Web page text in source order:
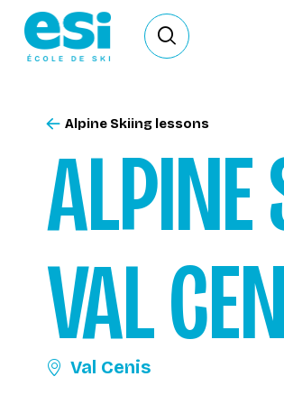
Ouvrir le
ALPINE
VAL
Val Cenis
Alpine Skiing lessons